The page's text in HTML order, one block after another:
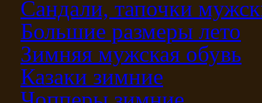
Сандали, тапочки
Большие размеры лето
Зимняя мужская обувь
Казаки зимние